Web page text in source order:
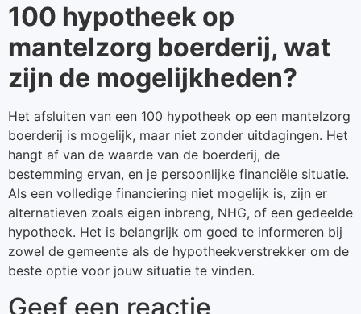
100 hypotheek op
mantelzorg boerderij, wat
zijn de mogelijkheden?
Het afsluiten van een 100 hypotheek op een mantelzorg
boerderij is mogelijk, maar niet zonder uitdagingen. Het
hangt af van de waarde van de boerderij, de
bestemming ervan, en je persoonlijke financiële situatie.
Als een volledige financiering niet mogelijk is, zijn er
alternatieven zoals eigen inbreng, NHG, of een gedeelde
hypotheek. Het is belangrijk om goed te informeren bij
zowel de gemeente als de hypotheekverstrekker om de
beste optie voor jouw situatie te vinden.
Geef een reactie